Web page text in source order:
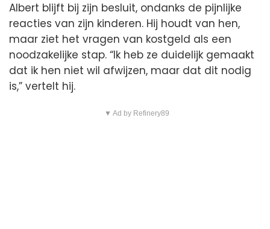
Albert blijft bij zijn besluit, ondanks de pijnlijke
reacties van zijn kinderen. Hij houdt van hen,
maar ziet het vragen van kostgeld als een
noodzakelijke stap. “Ik heb ze duidelijk gemaakt
dat ik hen niet wil afwijzen, maar dat dit nodig
is,” vertelt hij.
▼ Ad by Refinery89